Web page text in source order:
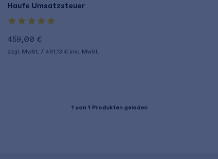
Haufe Umsatzsteuer
459,00 €
zzgl. MwSt. 491,13 € inkl. MwSt.
1 von 1 Produkten geladen